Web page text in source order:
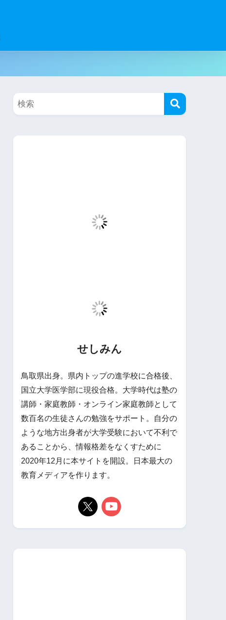
せしみん
鳥取県出身。県内トップの進学校に合格後、
国立大学医学部に現役合格。大学時代は塾の
講師・家庭教師・オンライン家庭教師として
数百名の生徒さんの勉強をサポート。自分の
ような地方出身者が大学受験において不利で
あることから、情報格差をなくすために
2020年12月に本サイトを開設。日本最大の
教育メディアを作ります。